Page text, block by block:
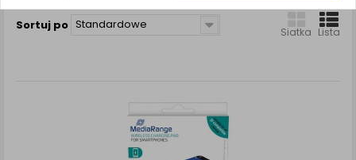
Sortuj po Standardowe
Siatka Lista
Jeśli nie chcesz wyrazić zgody lub ograniczyć jej
zakres, kliknij „Szczegóły”, gdzie znajdziesz wszelkie
umożliwić prawidłową realizację Umowy z Państwem i
związane z tym prawidłowe działanie naszej strony
www, a w szczególności np. wysłanie potwierdzenia